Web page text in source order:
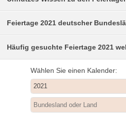
Feiertage 2021 deutscher
Häufig gesuchte Feiertage 2021
Wählen Sie einen Kalender: